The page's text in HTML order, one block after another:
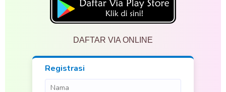
DAFTAR VIA ONLINE